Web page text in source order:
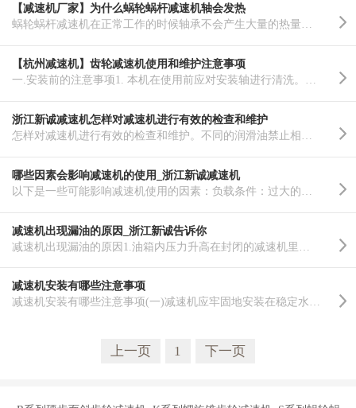
【减速机厂家】为什么蜗轮蜗杆减速机轴会发热
【杭州减速机】齿轮减速机使用和维护注意事项
浙江新诚减速机怎样对减速机进行有效的检查和维护
哪些因素会影响减速机的使用_浙江新诚减速机
减速机出现漏油的原因_浙江新诚告诉你
减速机安装有哪些注意事项
减速机安装有哪些注意事项(一)减速机应牢固地安装在稳定水平的基础或底座上，排油槽的油应能排除，且冷却..……
上一页 1 下一页